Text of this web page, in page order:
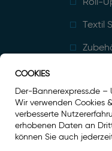
Roll-
Textil
COOKIES
Der-Bannerexpress.de –
Wir verwenden Cookies
verbesserte
erhobenen Daten an
können Sie auch